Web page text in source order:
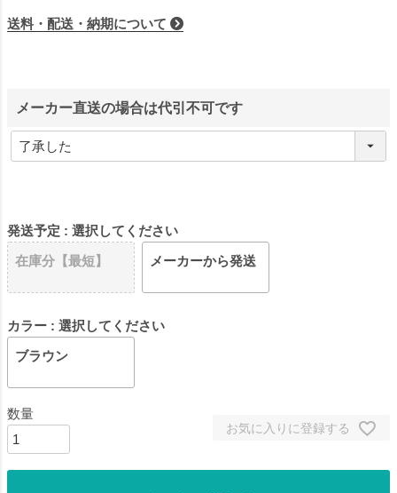
送料・配送・納期について
メーカー直送の場合は代引不可です
発送予定
選択してください
在庫分【最短】
メーカーから発送
カラー
選択してください
ブラウン
お気に入りに登録する